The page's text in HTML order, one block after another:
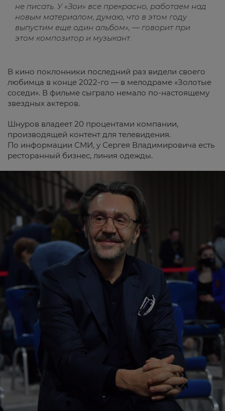
не писать. У «Зои» все прекрасно, работаем над
новым материалом, думаю, что в этом году
выпустим еще один альбом», — говорит при
этом композитор и музыкант.
В кино поклонники последний раз видели своего
любимца в конце 2022-го — в мелодраме «Золотые
соседи». В фильме сыграло немало по-настоящему
звездных актеров.
Шнуров владеет 20 процентами компании,
производящей контент для телевидения.
По информации СМИ, у Сергея Владимировича есть
ресторанный бизнес, линия одежды.